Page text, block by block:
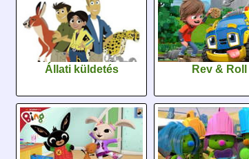
Állati küldetés Rev & Roll